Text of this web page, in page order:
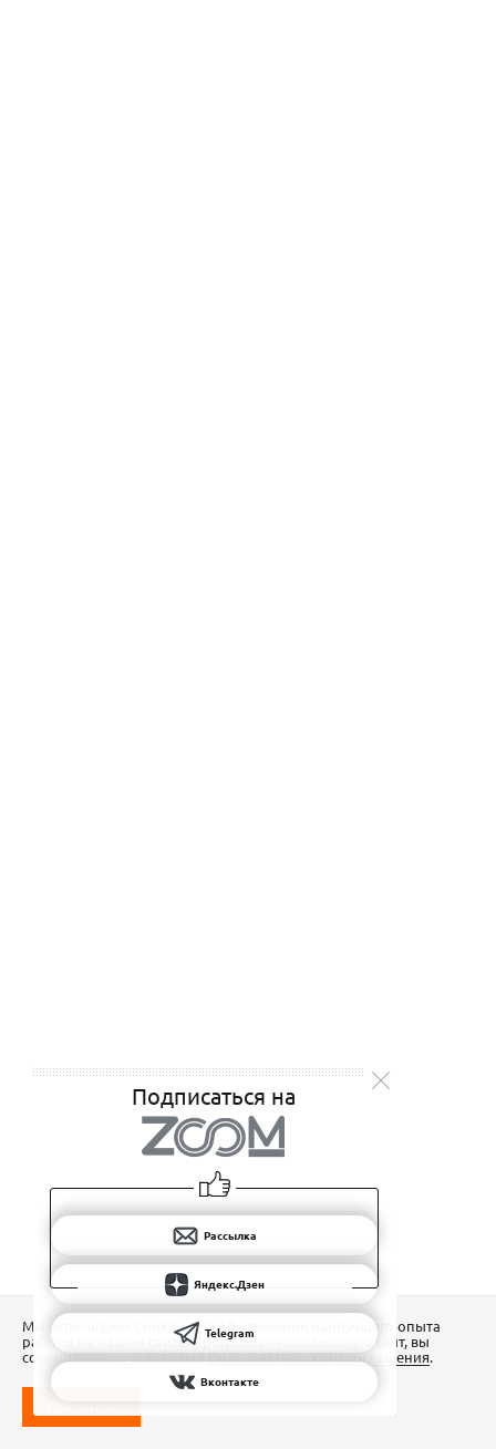
Подписаться на
Рассылка
Яндекс.Дзен
Telegram
Вконтакте
Мы используем Сookies для обеспечения наилучшего опыта
работы на нашем сайте. Продолжая использовать сайт, вы
соглашаетесь с условиямиПользовательского соглашения.
ПОНЯТНО